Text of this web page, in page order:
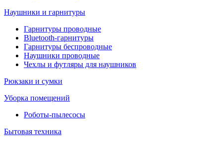
Наушники и гарнитуры
Гарнитуры проводные
Bluetooth-гарнитуры
Гарнитуры беспроводные
Наушники проводные
Чехлы и футляры для наушников
Рюкзаки и сумки
Уборка помещений
Роботы-пылесосы
Бытовая техника